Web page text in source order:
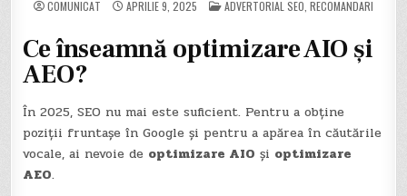
COMUNICAT APRILIE 9, 2025 POSTED
IN
ADVERTORIAL SEO RECOMANDARI
Ce înseamnă optimizare AIO și
AEO?
În 2025, SEO nu mai este suficient. Pentru a obține
poziții fruntașe în Google și pentru a apărea în căutările
vocale, ai nevoie de optimizare AIO și optimizare
AEO.